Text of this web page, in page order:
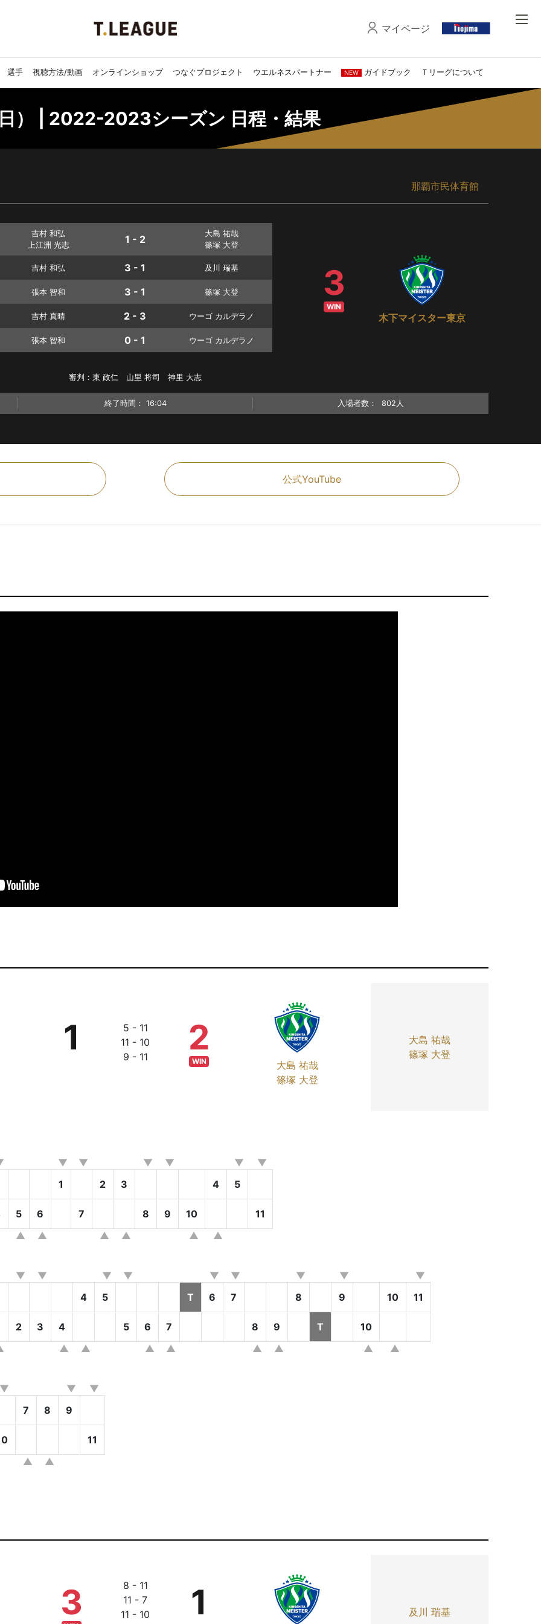
マイページ
選手 視聴方法/動画 オンラインショップ つなぐプロジェクト ウエルネスパートナー NEW ガイドブック Ｔリーグについて
） | 2022-2023シーズン 日程・結果
那覇市民体育館
吉村 和弘
上江洲 光志
1 - 2
大島 祐哉
篠塚 大登
吉村 和弘 3 - 1 及川 瑞基
張本 智和 3 - 1 篠塚 大登
吉村 真晴 2 - 3 ウーゴ カルデラノ
張本 智和 0 - 1 ウーゴ カルデラノ
木下マイスター東京
3
WIN
審判：東 政仁 山里 将司 神里 大志
終了時間： 16:04 入場者数： 802人
公式YouTube
1
5 - 11
11 - 10
9 - 11
大島 祐哉
篠塚 大登
2
WIN
大島 祐哉
篠塚 大登
1 2 3 4 5
5 6 7 8 9 10 11
4 5 T 6 7 8 9 10 11
2 3 4 5 6 7 8 9 T 10
7 8 9
11
3
8 - 11
11 - 7
11 - 10
1 及川 瑞基